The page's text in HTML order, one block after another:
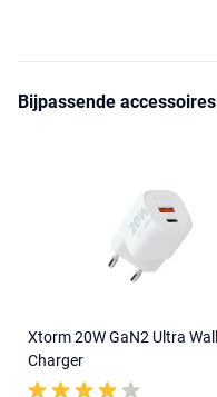
Bijpassende accessoires
Xtorm 20W GaN2 Ultra Wall
Charger